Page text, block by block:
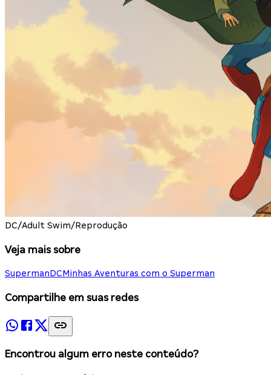
DC/Adult Swim/Reprodução
Veja mais sobre
SupermanDCMinhas Aventuras com o Superman
Compartilhe em suas redes
Encontrou algum erro neste conteúdo?